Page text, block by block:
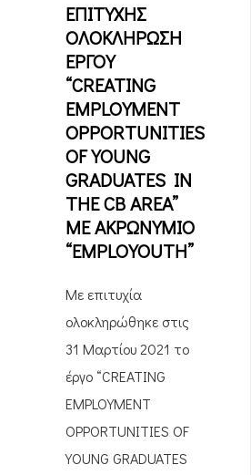
ΕΠΙΤΥΧΗΣ
ΟΛΟΚΛΗΡΩΣΗ
ΕΡΓΟΥ
“CREATING
EMPLOYMENT
OPPORTUNITIES
OF YOUNG
GRADUATES IN
THE CB AREA”
ΜΕ ΑΚΡΩΝΥΜΙΟ
“EMPLOYOUTH”
Με επιτυχία
ολοκληρώθηκε στις
31 Μαρτίου 2021 το
έργο “CREATING
EMPLOYMENT
OPPORTUNITIES OF
YOUNG GRADUATES